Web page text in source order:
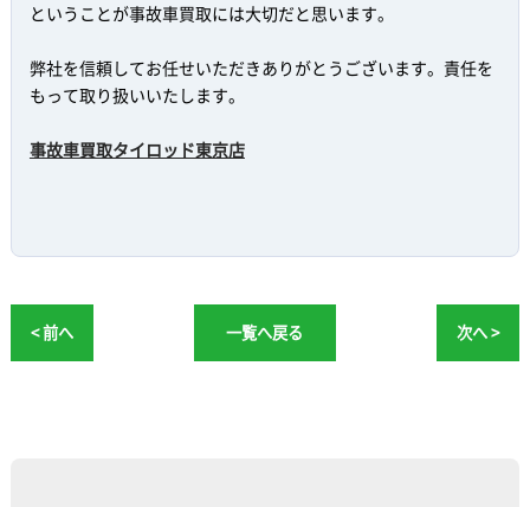
ということが事故車買取には大切だと思います。
弊社を信頼してお任せいただきありがとうございます。責任を
もって取り扱いいたします。
事故車買取タイロッド東京店
< 前へ 一覧へ戻る 次へ >